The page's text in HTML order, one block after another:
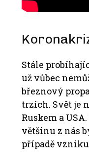
Stále
už vůbec
březnový
trzích. Svět je
Ruskem a USA.
většinu z nás
případě